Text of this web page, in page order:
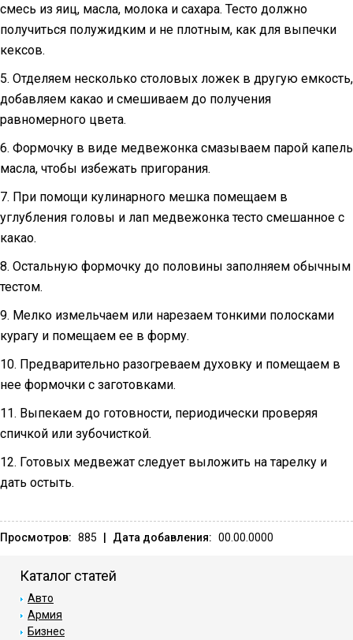
смесь из яиц, масла, молока и сахара. Тесто должно
получиться полужидким и не плотным, как для выпечки
кексов.
5. Отделяем несколько столовых ложек в другую емкость,
добавляем какао и смешиваем до получения
равномерного цвета.
6. Формочку в виде медвежонка смазываем парой капель
масла, чтобы избежать пригорания.
7. При помощи кулинарного мешка помещаем в
углубления головы и лап медвежонка тесто смешанное с
какао.
8. Остальную формочку до половины заполняем обычным
тестом.
9. Мелко измельчаем или нарезаем тонкими полосками
курагу и помещаем ее в форму.
10. Предварительно разогреваем духовку и помещаем в
нее формочки с заготовками.
11. Выпекаем до готовности, периодически проверяя
спичкой или зубочисткой.
12. Готовых медвежат следует выложить на тарелку и
дать остыть.
Просмотров: 885 Дата добавления: 00.00.0000
Каталог статей
Авто
Армия
Бизнес